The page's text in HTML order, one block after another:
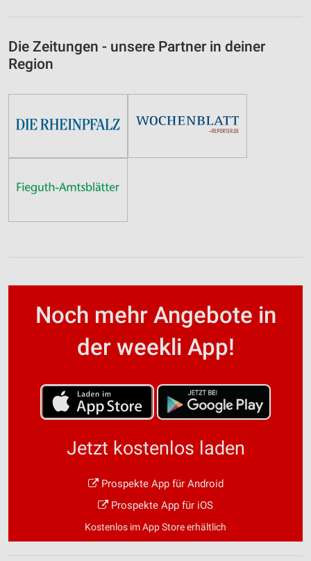
Die Zeitungen - unsere Partner in deiner
Region
Noch mehr Angebote in
der weekli App!
Jetzt kostenlos laden
Prospekte App für Android
Prospekte App für iOS
Kostenlos im App Store erhältlich